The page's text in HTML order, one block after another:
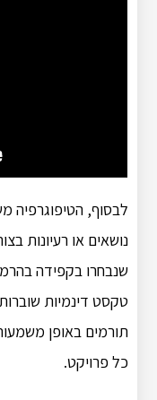
לבסוף,
נושאים או רעיונות
שנבחרו בקפידה
טקסט דינמיות
תורמים באופן
כל פרויקט.